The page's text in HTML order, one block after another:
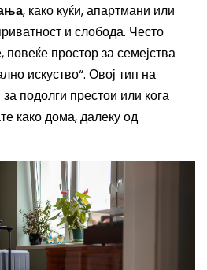
, како куќи, апартмани или
и слобода. Често
повеќе простор за семејства
искуство“. Овој тип на
подолги престои или кога
како дома, далеку од